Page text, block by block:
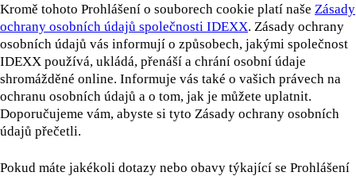
Kromě tohoto Prohlášení o souborech cookie platí naše Zásady
ochrany osobních údajů společnosti IDEXX. Zásady ochrany
osobních údajů vás informují o způsobech, jakými společnost
IDEXX používá, ukládá, přenáší a chrání osobní údaje
shromážděné online. Informuje vás také o vašich právech na
ochranu osobních údajů a o tom, jak je můžete uplatnit.
Doporučujeme vám, abyste si tyto Zásady ochrany osobních
údajů přečetli.
Pokud máte jakékoli dotazy nebo obavy týkající se Prohlášení